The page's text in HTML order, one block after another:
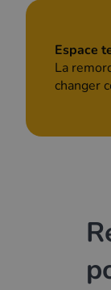
Espace
La
changer